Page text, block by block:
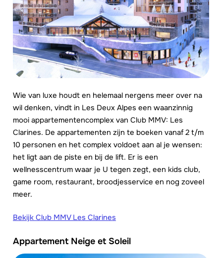
Wie van luxe houdt en helemaal nergens meer over na
wil denken, vindt in Les Deux Alpes een waanzinnig
mooi appartementencomplex van Club MMV: Les
Clarines. De appartementen zijn te boeken vanaf 2 t/m
10 personen en het complex voldoet aan al je wensen:
het ligt aan de piste en bij de lift. Er is een
wellnesscentrum waar je U tegen zegt, een kids club,
game room, restaurant, broodjesservice en nog zoveel
meer.
Bekijk Club MMV Les Clarines
Appartement Neige et Soleil